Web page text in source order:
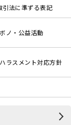
引法に準ずる表記
ノ・公益活動
ラスメント対応方針